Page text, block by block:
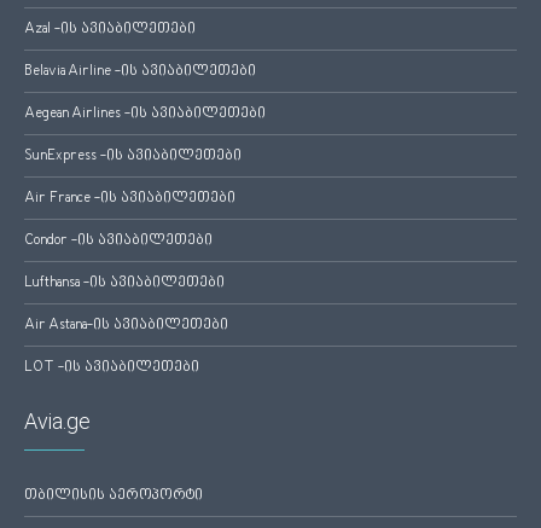
Azal -ის ავიაბილეთები
Belavia Airline -ის ავიაბილეთები
Aegean Airlines -ის ავიაბილეთები
SunExpress -ის ავიაბილეთები
Air France -ის ავიაბილეთები
Condor -ის ავიაბილეთები
Lufthansa -ის ავიაბილეთები
Air Astana-ის ავიაბილეთები
LOT -ის ავიაბილეთები
Avia.ge
თბილისის აეროპორტი